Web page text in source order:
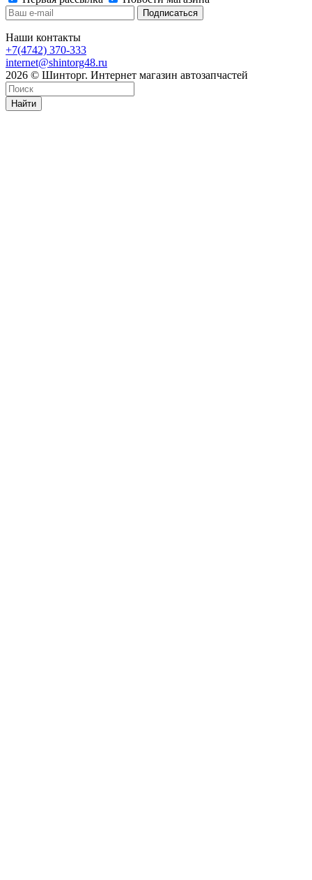
Наши контакты
+7(4742) 370-333
internet@shintorg48.ru
2026 © Шинторг. Интернет магазин автозапчастей
Найти